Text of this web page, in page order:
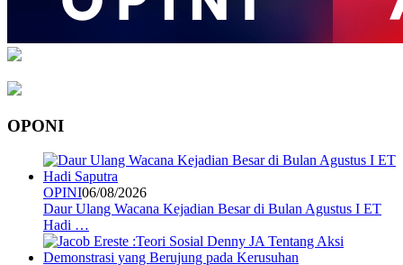
OPONI
OPINI06/08/2026
Daur Ulang Wacana Kejadian Besar di Bulan Agustus I ET
Hadi …